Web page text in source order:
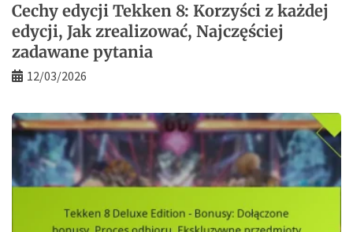
Cechy edycji Tekken 8: Korzyści z każdej
edycji, Jak zrealizować, Najczęściej
zadawane pytania
12/03/2026